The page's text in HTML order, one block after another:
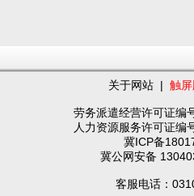
关于网站 | 触屏
劳务派遣经营许可证编
人力资源服务许可证编
冀ICP备
冀公网安备
客服电话：